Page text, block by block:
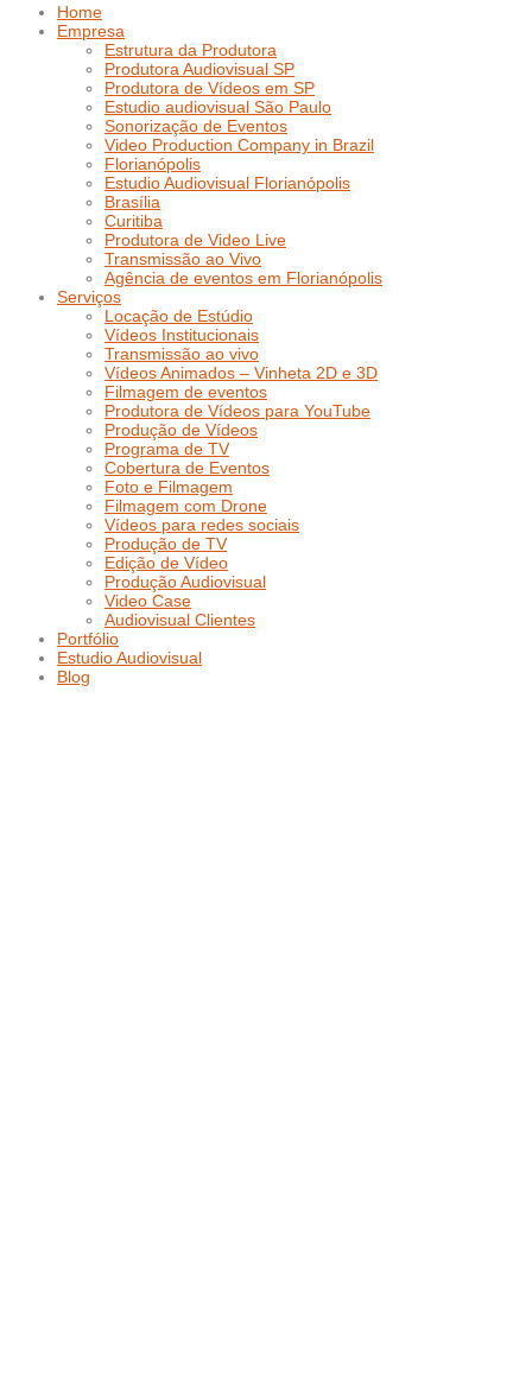
Home
Empresa
Estrutura da Produtora
Produtora Audiovisual SP
Produtora de Vídeos em SP
Estudio audiovisual São Paulo
Sonorização de Eventos
Video Production Company in Brazil
Florianópolis
Estudio Audiovisual Florianópolis
Brasília
Curitiba
Produtora de Video Live
Transmissão ao Vivo
Agência de eventos em Florianópolis
Serviços
Locação de Estúdio
Vídeos Institucionais
Transmissão ao vivo
Vídeos Animados – Vinheta 2D e 3D
Filmagem de eventos
Produtora de Vídeos para YouTube
Produção de Vídeos
Programa de TV
Cobertura de Eventos
Foto e Filmagem
Filmagem com Drone
Vídeos para redes sociais
Produção de TV
Edição de Vídeo
Produção Audiovisual
Video Case
Audiovisual Clientes
Portfólio
Estudio Audiovisual
Blog